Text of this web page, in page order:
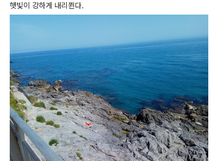
햇빛이 강하게 내리쬔다.